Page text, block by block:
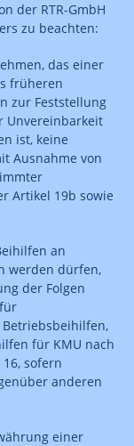
der RTR-GmbH
zu beachten:
das einer
früheren
zur Feststellung
Unvereinbarkeit
ist, keine
Ausnahme von
Artikel 19b sowie
an
werden dürfen,
der Folgen
für KMU nach
sofern
anderen
einer